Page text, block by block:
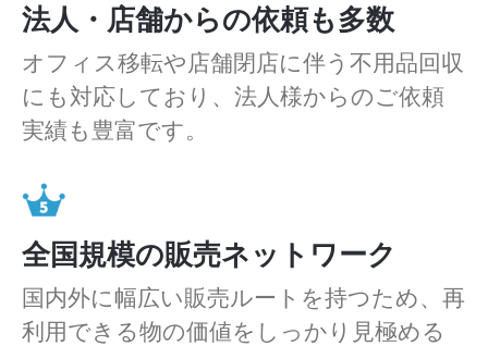
法人・店舗からの依頼も多数
オフィス移転や店舗閉店に伴う不用品回収
にも対応しており、法人様からのご依頼
実績も豊富です。
全国規模の販売ネットワーク
国内外に幅広い販売ルートを持つため、再
利用できる物の価値をしっかり見極める